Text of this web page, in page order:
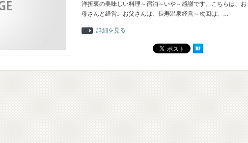
洋折衷の美味しい料理～宿泊～いや～感謝です。こちらは、お
母さんと経営。お父さんは、長寿温泉経営～次回は、…
詳細を見る